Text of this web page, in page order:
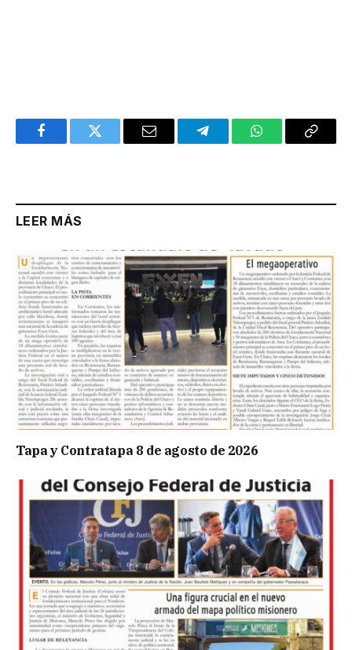
FacebookTwitter Email TelegramWhatsAppCopy
LEER MÁS
Tapa y Contratapa 8 de agosto de 2026